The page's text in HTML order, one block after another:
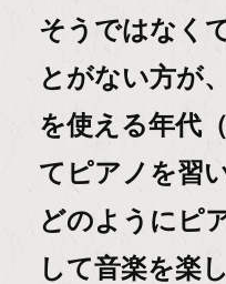
そうではなく
とがない方が
を使える年代
てピアノを習い
どのようにピ
して音楽を楽